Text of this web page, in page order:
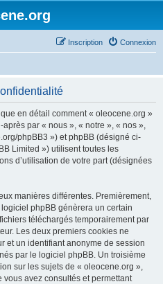
Connexion
Inscription
en détail comment « oleocene.org »
par « nous », « notre », « nos »,
phpBB3 ») et phpBB (désigné ci-
Limited ») utilisent toutes les
d’utilisation de votre part (désignées
manières différentes. Premièrement,
phpBB génèrera un certain
téléchargés temporairement par
Les deux premiers cookies ne
et un identifiant anonyme de session
par le logiciel phpBB. Un troisième
sur les sujets de « oleocene.org »,
avez consultés et permettant